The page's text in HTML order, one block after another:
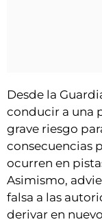
Desde la
conducir a una
grave riesgo
consecuencias
ocurren en
Asimismo,
falsa a las
derivar en